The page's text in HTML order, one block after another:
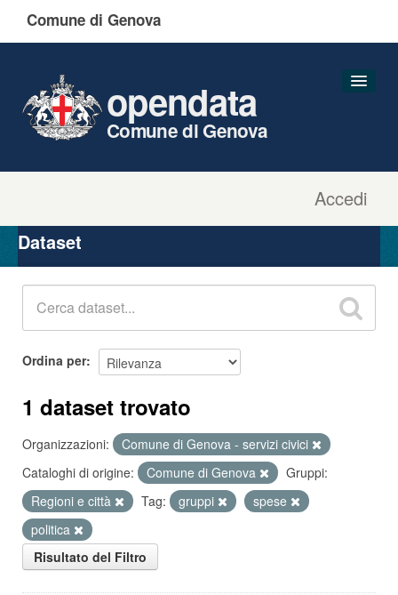
Comune di Genova
Accedi
opendata
Comune di Genova
Organizzazioni
Gruppi
Dataset
Ordina per
1 dataset trovato
Organizzazioni:
Comune di Genova - servizi civici
Cataloghi di origine:
Comune di Genova
Gruppi:
Regioni e città
Tag: gruppi
spese
politica
Risultato del Filtro